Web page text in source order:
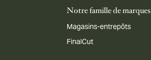
Notre famille de marques
Magasins-entrepôts
FinalCut